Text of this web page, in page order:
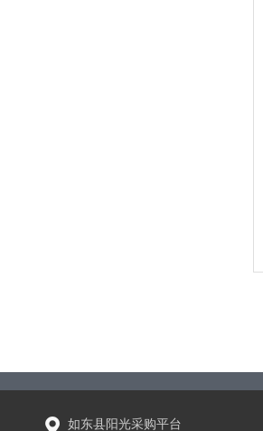
如东县阳光采购平台